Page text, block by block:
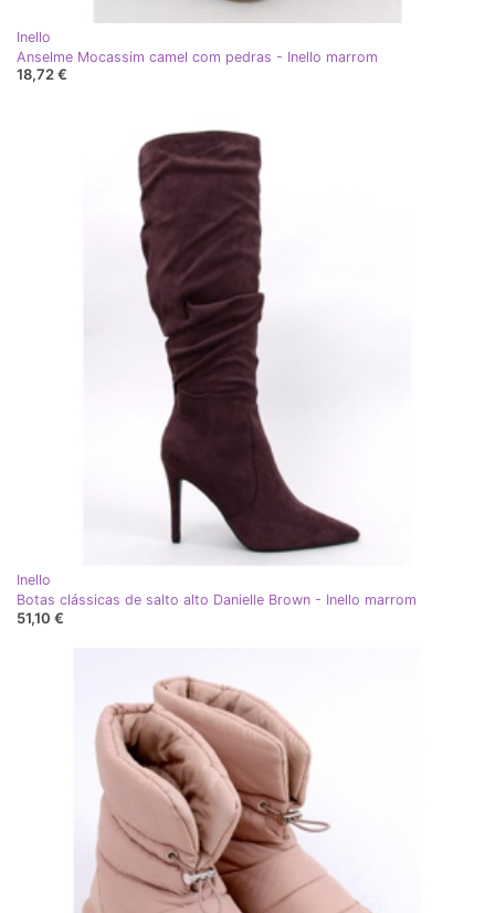
Inello
Anselme Mocassim camel com pedras - Inello marrom
18,72 €
Inello
Botas clássicas de salto alto Danielle Brown - Inello marrom
51,10 €